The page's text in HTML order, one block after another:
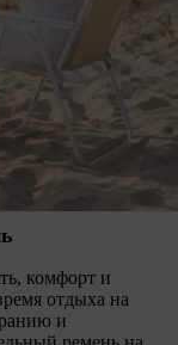
комфорт и
отдыха на
и